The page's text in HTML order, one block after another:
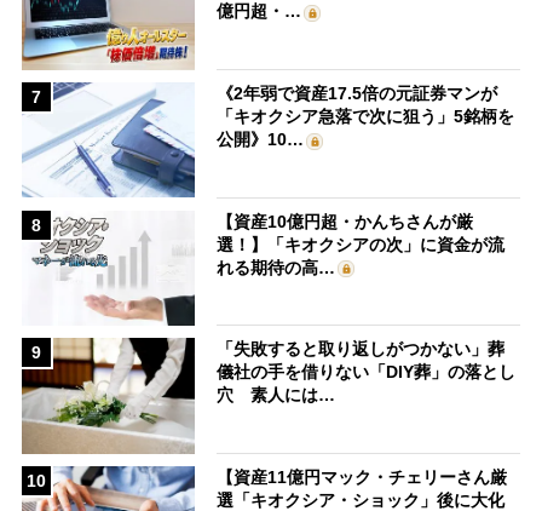
億円超・…
7
《2年弱で資産17.5倍の元証券マンが
「キオクシア急落で次に狙う」5銘柄を
公開》10…
8
【資産10億円超・かんちさんが厳
選！】「キオクシアの次」に資金が流
れる期待の高…
9
「失敗すると取り返しがつかない」葬
儀社の手を借りない「DIY葬」の落とし
穴 素人には…
10
【資産11億円マック・チェリーさん厳
選「キオクシア・ショック」後に大化